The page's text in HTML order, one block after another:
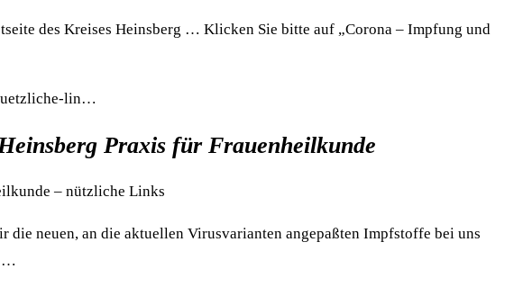
des Kreises Heinsberg … Klicken Sie bitte auf „Corona – Impfung und
lin…
Praxis für Frauenheilkunde
– nützliche Links
die neuen, an die aktuellen Virusvarianten angepaßten Impfstoffe bei uns
…